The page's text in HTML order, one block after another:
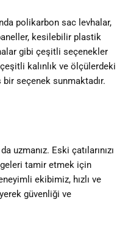
polikarbon sac levhalar,
kesilebilir plastik
gibi çeşitli seçenekler
çeşitli kalınlık ve ölçülerdeki
seçenek sunmaktadır.
uzmanız. Eski çatılarınızı
tamir etmek için
ekibimiz, hızlı ve
güvenliği ve